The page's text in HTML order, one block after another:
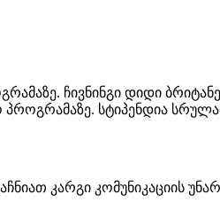
ჩივნინგი დიდი
სტიპენდია
კარგი კომუნიკაციის